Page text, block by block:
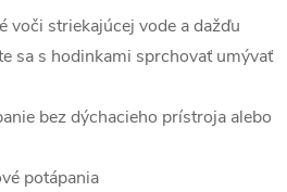
striekajúcej vode a dažďu
s hodinkami sprchovať umývať
bez dýchacieho prístroja alebo
potápania